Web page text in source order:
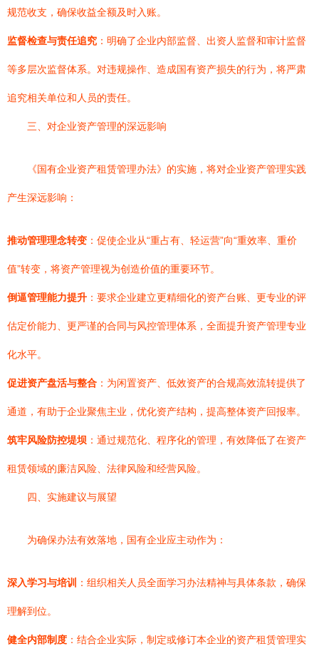
规范收支，确保收益全额及时入账。
监督检查与责任追究 ：明确了企业内部监督、出资人监督和审计监督
等多层次监督体系。对违规操作、造成国有资产损失的行为，将严肃
追究相关单位和人员的责任。
三、对企业资产管理的深远影响
《国有企业资产租赁管理办法》的实施，将对企业资产管理实践
产生深远影响：
推动管理理念转变 ：促使企业从“重占有、轻运营”向“重效率、重价
值”转变，将资产管理视为创造价值的重要环节。
倒逼管理能力提升 ：要求企业建立更精细化的资产台账、更专业的评
估定价能力、更严谨的合同与风控管理体系，全面提升资产管理专业
化水平。
促进资产盘活与整合 ：为闲置资产、低效资产的合规高效流转提供了
通道，有助于企业聚焦主业，优化资产结构，提高整体资产回报率。
筑牢风险防控堤坝 ：通过规范化、程序化的管理，有效降低了在资产
租赁领域的廉洁风险、法律风险和经营风险。
四、实施建议与展望
为确保办法有效落地，国有企业应主动作为：
深入学习与培训 ：组织相关人员全面学习办法精神与具体条款，确保
理解到位。
健全内部制度 ：结合企业实际，制定或修订本企业的资产租赁管理实